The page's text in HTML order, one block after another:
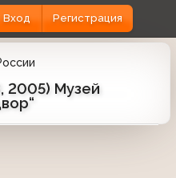
Вход Регистрация
2005) Музей